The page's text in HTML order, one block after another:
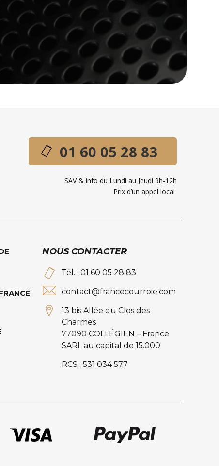
01 60 05 28 83
SAV & info du Lundi au Jeudi 9h-12h
Prix d’un appel local
NOUS CONTACTER
Tél. : 01 60 05 28 83
contact@francecourroie.com
13 bis Allée du Clos des
Charmes
77090 COLLÉGIEN – France
SARL au capital de 15.000
RCS : 531 034 577